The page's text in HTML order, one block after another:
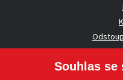
Souhlas se